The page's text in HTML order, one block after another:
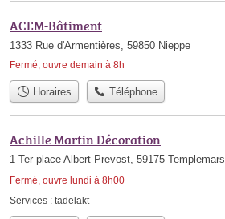
ACEM-Bâtiment
1333 Rue d'Armentières, 59850 Nieppe
Fermé, ouvre demain à 8h
Horaires Téléphone
Achille Martin Décoration
1 Ter place Albert Prevost, 59175 Templemars
Fermé, ouvre lundi à 8h00
Services : tadelakt